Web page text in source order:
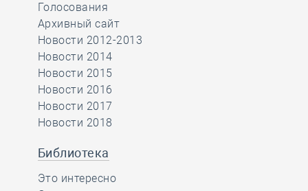
Голосования
Архивный сайт
Новости 2012-2013
Новости 2014
Новости 2015
Новости 2016
Новости 2017
Новости 2018
Библиотека
Это интересно